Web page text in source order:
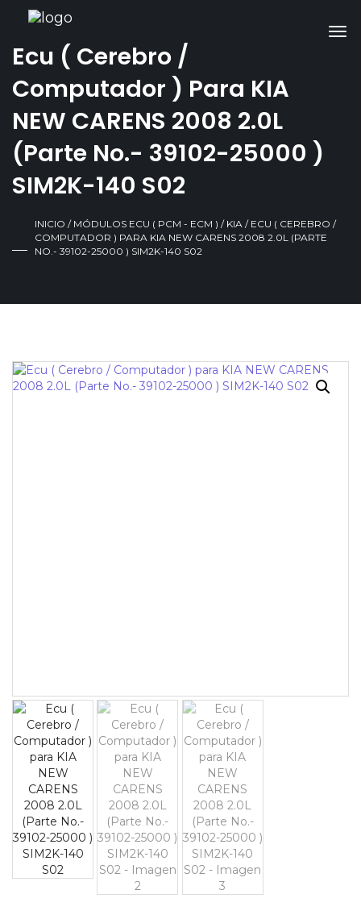
Ecu ( Cerebro /
Computador ) Para KIA
NEW CARENS 2008 2.0L
(Parte No.- 39102-25000 )
SIM2K-140 S02
INICIO / MÓDULOS ECU ( PCM - ECM ) / KIA / ECU ( CEREBRO /
COMPUTADOR ) PARA KIA NEW CARENS 2008 2.0L (PARTE
NO.- 39102-25000 ) SIM2K-140 S02
¡OFERTA!